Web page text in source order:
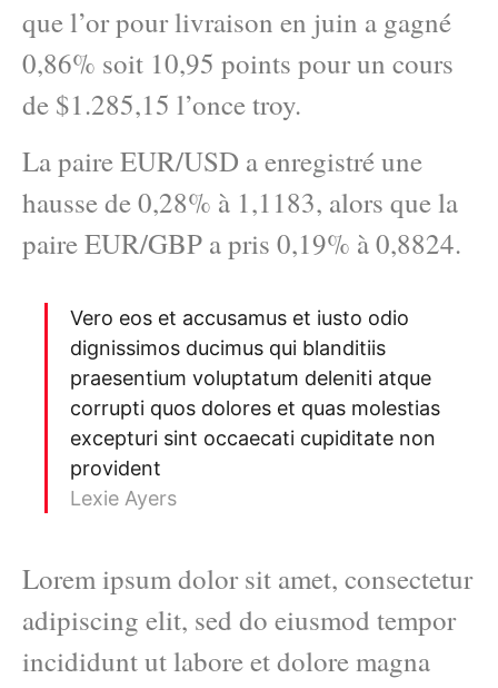
que l’or pour livraison en juin a gagné
0,86% soit 10,95 points pour un cours
de $1.285,15 l’once troy.
La paire EUR/USD a enregistré une
hausse de 0,28% à 1,1183, alors que la
paire EUR/GBP a pris 0,19% à 0,8824.
Vero eos et accusamus et iusto odio
dignissimos ducimus qui blanditiis
praesentium voluptatum deleniti atque
corrupti quos dolores et quas molestias
excepturi sint occaecati cupiditate non
provident
Lexie Ayers
Lorem ipsum dolor sit amet, consectetur
adipiscing elit, sed do eiusmod tempor
incididunt ut labore et dolore magna